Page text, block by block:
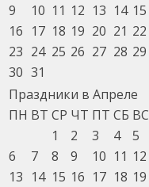
9
10 11 12 13 14 15
16 17 18 19 20 21 22
23 24 25 26 27 28 29
30 31
Праздники в Апреле
ПН ВТ СР ЧТ ПТ СБ ВС
1
2 3 4
5
6
7 8 9 10 11 12
13 14 15 16 17 18 19